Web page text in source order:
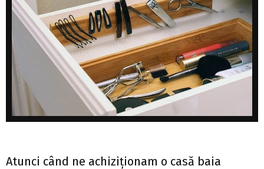
Atunci când ne achiziționam o casă baia